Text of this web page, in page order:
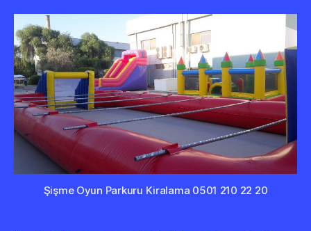
Parkı
0
210
22
Şişme Oyun Parkuru Kiralama 0501 210 22 20